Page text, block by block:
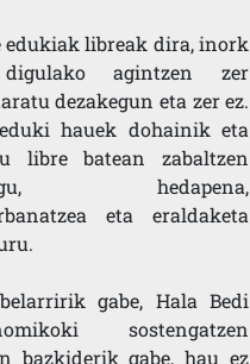
edukiak libreak dira, inork
agintzen zer
dezakegun eta zer ez.
hauek dohainik eta
libre batean zabaltzen
hedapena,
eta eraldaketa
gabe, Hala Bedi
sostengatzen
bazkiderik gabe, hau ez